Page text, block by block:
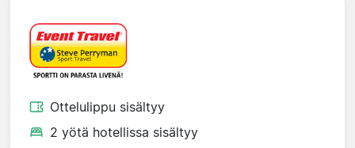
Ottelulippu sisältyy
2 yötä hotellissa sisältyy